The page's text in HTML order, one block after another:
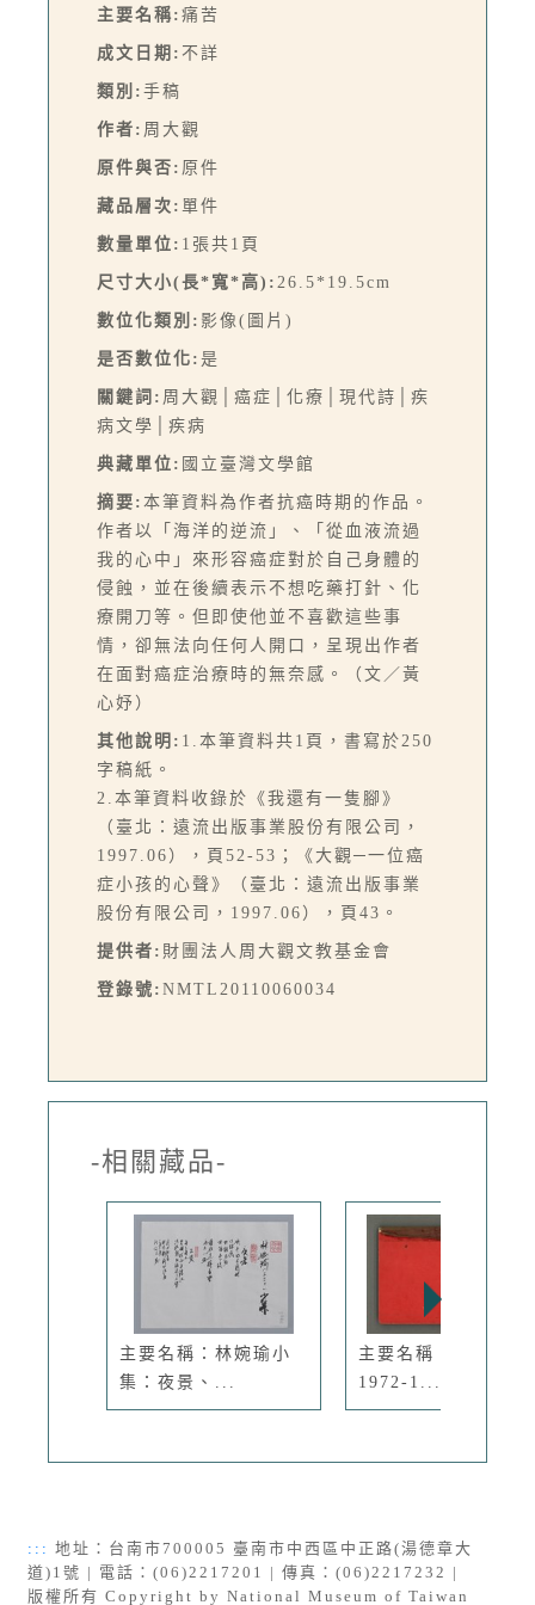
主要名稱: 痛苦
成文日期: 不詳
類別: 手稿
作者: 周大觀
原件與否: 原件
藏品層次: 單件
數量單位: 1張共1頁
尺寸大小(長*寬*高): 26.5*19.5cm
數位化類別: 影像(圖片)
是否數位化: 是
關鍵詞: 周大觀│癌症│化療│現代詩│疾
病文學│疾病
典藏單位: 國立臺灣文學館
摘要: 本筆資料為作者抗癌時期的作品。
作者以「海洋的逆流」、「從血液流過
我的心中」來形容癌症對於自己身體的
侵蝕，並在後續表示不想吃藥打針、化
療開刀等。但即使他並不喜歡這些事
情，卻無法向任何人開口，呈現出作者
在面對癌症治療時的無奈感。（文／黃
心妤）
其他說明: 1.本筆資料共1頁，書寫於250
字稿紙。
2.本筆資料收錄於《我還有一隻腳》
（臺北：遠流出版事業股份有限公司，
1997.06），頁52-53；《大觀─一位癌
症小孩的心聲》（臺北：遠流出版事業
股份有限公司，1997.06），頁43。
提供者: 財團法人周大觀文教基金會
登錄號: NMTL20110060034
-相關藏品-
主要名稱：林婉瑜小
集：夜景、...
主要名稱：葉維廉
1972-1...
::: 地址：台南市700005 臺南市中西區中正路(湯德章大
道)1號 | 電話：(06)2217201 | 傳真：(06)2217232 |
版權所有 Copyright by National Museum of Taiwan